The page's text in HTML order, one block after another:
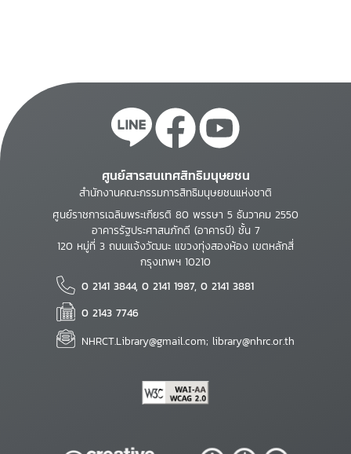
ศูนย์สารสนเทศสิทธิมนุษยชน
สำนักงานคณะกรรมการสิทธิมนุษยชนแห่งชาติ
ศูนย์ราชการเฉลิมพระเกียรติ 80 พรรษา 5 ธันวาคม 2550
อาคารรัฐประศาสนภักดี (อาคารบี) ชั้น 7
120 หมู่ที่ 3 ถนนแจ้งวัฒนะ แขวงทุ่งสองห้อง เขตหลักสี่
กรุงเทพฯ 10210
0 2141 3844, 0 2141 1987, 0 2141 3881
0 2143 7746
NHRCT.Library@gmail.com; library@nhrc.or.th